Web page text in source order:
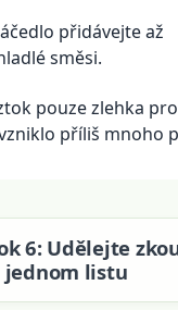
přidávejte až
směsi.
pouze zlehka
příliš mnoho
6: Udělejte
jednom listu